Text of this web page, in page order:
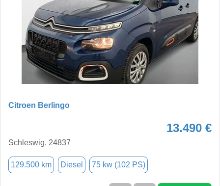
Citroen Berlingo
13.490 €
Schleswig, 24837
129.500 km Diesel 75 kw (102 PS)